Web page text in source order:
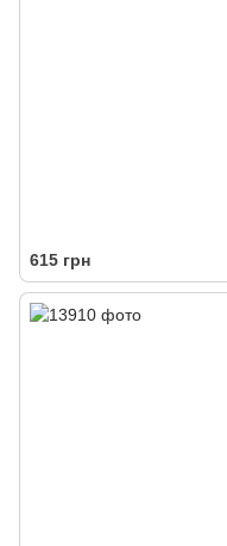
615 грн